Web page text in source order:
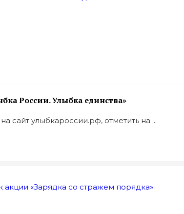
России. Улыбка единства»
сайт улыбкароссии.рф, отметить на ...